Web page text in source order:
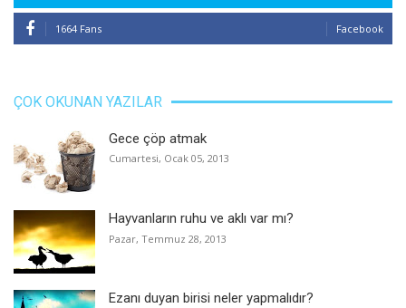
1664 Fans Facebook
ÇOK OKUNAN YAZILAR
Gece çöp atmak
Cumartesi, Ocak 05, 2013
Hayvanların ruhu ve aklı var mı?
Pazar, Temmuz 28, 2013
Ezanı duyan birisi neler yapmalıdır?